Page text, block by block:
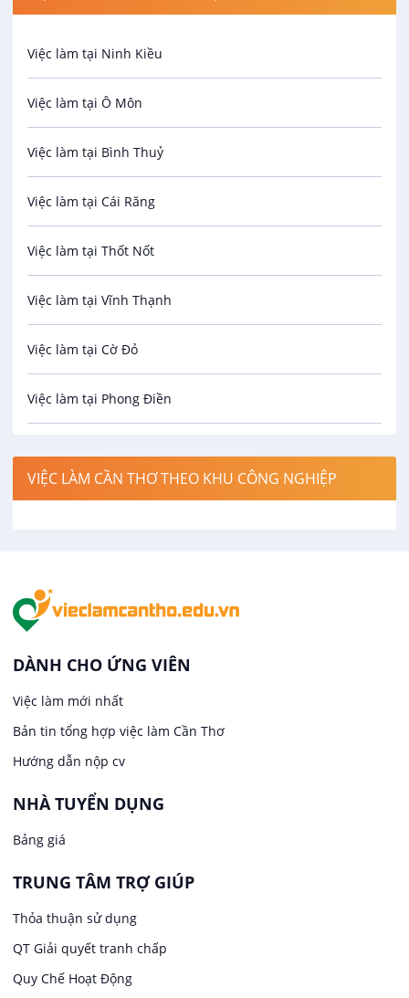
Spa
Bảo Vệ
An toàn lao động
Bảo hiểm
Biên phiên dịch
Bưu chính viễn thông
Cơ khí
Công nghệ sinh học
Công nghệ thực phẩm
Điện / Điện tử / Điện lạnh
Hàng hải / Hàng không
In ấn / Xuất bản
Kế toán
Lái xe
Lao Động Phổ Thông
Lễ tân
May mặc
Ngân hàng
Việc làm tại Ninh Kiều
Việc làm tại Ô Môn
Việc làm tại Bình Thuỷ
Việc làm tại Cái Răng
Việc làm tại Thốt Nốt
Việc làm tại Vĩnh Thạnh
Việc làm tại Cờ Đỏ
Việc làm tại Phong Điền
Việc làm tại Cái Khế
Việc làm tại An Bình
Việc làm tại Long Tuyền
Việc làm tại Hưng Phú
Việc làm tại Phước Thới
Việc làm tại Thới Long
Việc làm tại Trung Nhất
Việc làm tại Thuận Hưng
Việc làm tại Vị Thanh
VIỆC LÀM CẦN THƠ THEO KHU CÔNG NGHIỆP
DÀNH CHO ỨNG VIÊN
Việc làm mới nhất
Bản tin tổng hợp việc làm Cần Thơ
Hướng dẫn nộp cv
NHÀ TUYỂN DỤNG
Bảng giá
TRUNG TÂM TRỢ GIÚP
Thỏa thuận sử dụng
QT Giải quyết tranh chấp
Quy Chế Hoạt Động